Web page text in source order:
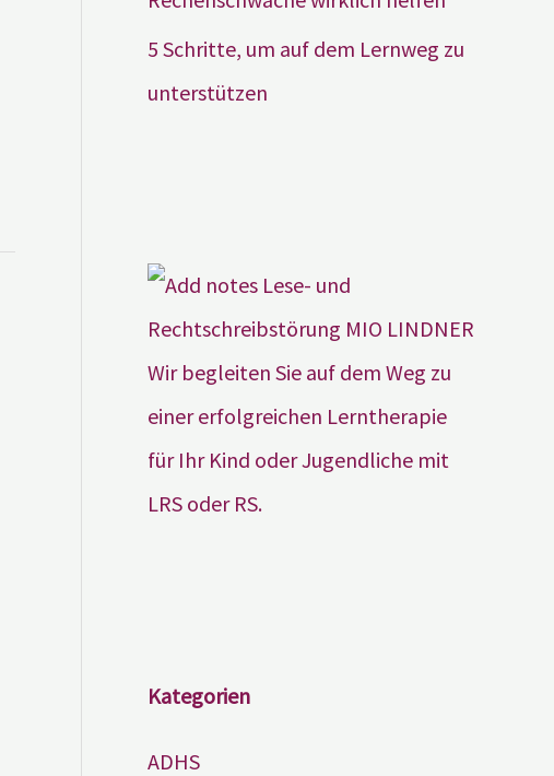
5 Schritte, um auf dem Lernweg zu
unterstützen
Wir begleiten Sie auf dem Weg zu
einer erfolgreichen Lerntherapie
für Ihr Kind oder Jugendliche mit
LRS oder RS.
Kategorien
ADHS